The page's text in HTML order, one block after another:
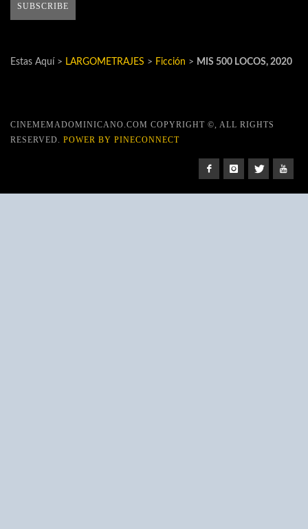
Estas Aquí > LARGOMETRAJES > Ficción > MIS 500 LOCOS, 2020
CINEMEMADOMINICANO.COM COPYRIGHT ©, ALL RIGHTS
RESERVED. POWER BY PINECONNECT